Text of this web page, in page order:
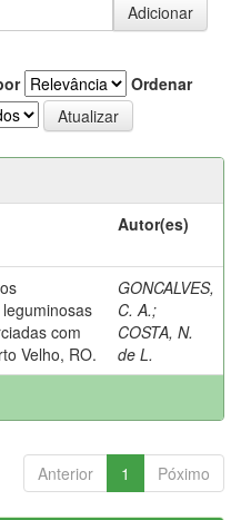
Ordenar
Autor(es)
com
Velho, RO.
GONCALVES,
C. A.;
COSTA, N.
de L.
Anterior 1 Póximo